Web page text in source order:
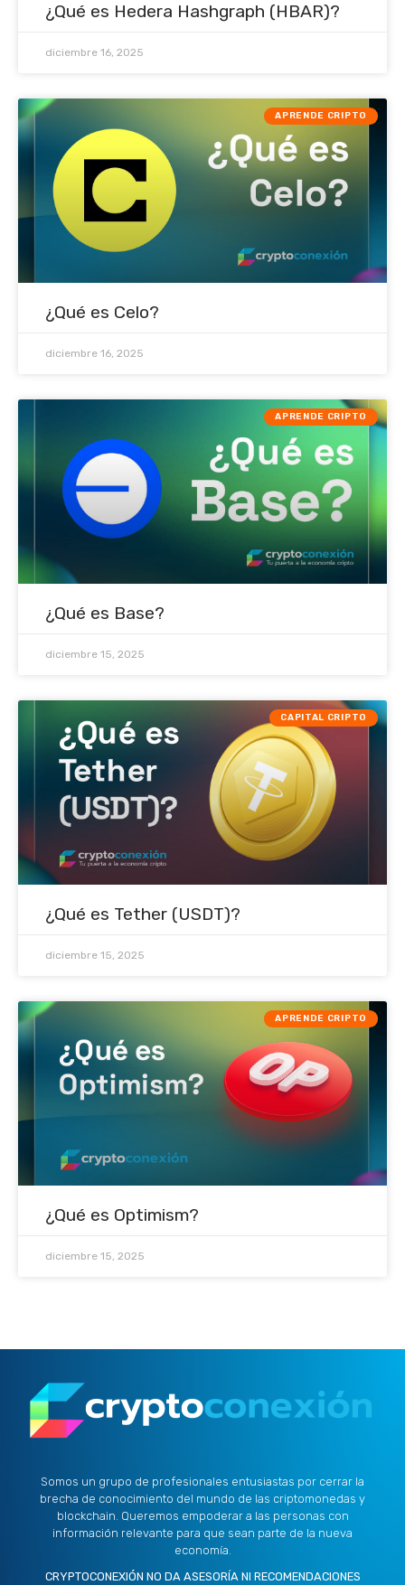
¿Qué es Hedera Hashgraph (HBAR)?
diciembre 16, 2025
APRENDE CRIPTO
¿Qué es Celo?
diciembre 16, 2025
APRENDE CRIPTO
¿Qué es Base?
diciembre 15, 2025
CAPITAL CRIPTO
¿Qué es Tether (USDT)?
diciembre 15, 2025
APRENDE CRIPTO
¿Qué es Optimism?
diciembre 15, 2025
Somos un grupo de profesionales entusiastas por cerrar la
brecha de conocimiento del mundo de las criptomonedas y
blockchain. Queremos empoderar a las personas con
información relevante para que sean parte de la nueva
economía.
CRYPTOCONEXIÓN NO DA ASESORÍA NI RECOMENDACIONES